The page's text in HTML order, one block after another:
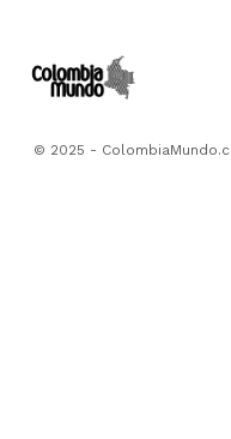
© 2025 -